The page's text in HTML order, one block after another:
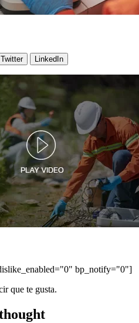
Twitter LinkedIn
bp_notify="0"]
que te gusta.